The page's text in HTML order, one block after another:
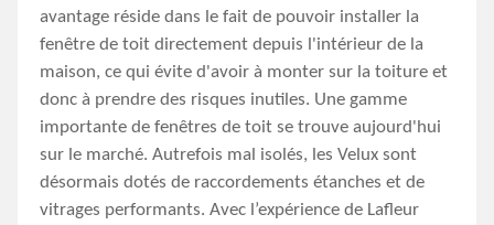
avantage réside dans le fait de pouvoir installer la
fenêtre de toit directement depuis l'intérieur de la
maison, ce qui évite d'avoir à monter sur la toiture et
donc à prendre des risques inutiles. Une gamme
importante de fenêtres de toit se trouve aujourd'hui
sur le marché. Autrefois mal isolés, les Velux sont
désormais dotés de raccordements étanches et de
vitrages performants. Avec l’expérience de Lafleur